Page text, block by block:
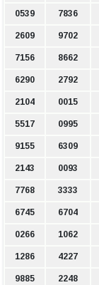
0539 7836
2609 9702
7156 8662
6290 2792
2104 0015
5517 0995
9155 6309
2143 0093
7768 3333
6745 6704
0266 1062
1286 4227
9885 2248